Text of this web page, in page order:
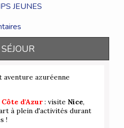
JEUNES
aventure azuréenne
Côte d'Azur: visite Nice,
à plein d'activités durant
!